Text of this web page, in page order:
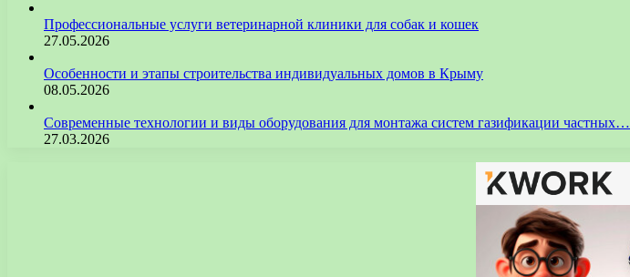
Профессиональные услуги ветеринарной клиники для собак и кошек
27.05.2026
Особенности и этапы строительства индивидуальных домов в Крыму
08.05.2026
Современные технологии и виды оборудования для монтажа систем газификации частных…
27.03.2026